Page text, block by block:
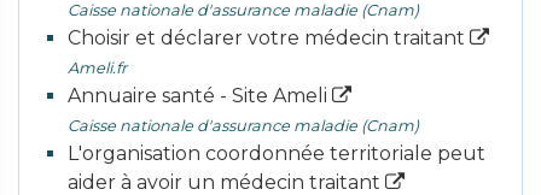
Caisse nationale d'assurance maladie (Cnam)
Choisir et déclarer votre médecin traitant
Ameli.fr
Annuaire santé - Site Ameli
Caisse nationale d'assurance maladie (Cnam)
L'organisation coordonnée territoriale peut
aider à avoir un médecin traitant